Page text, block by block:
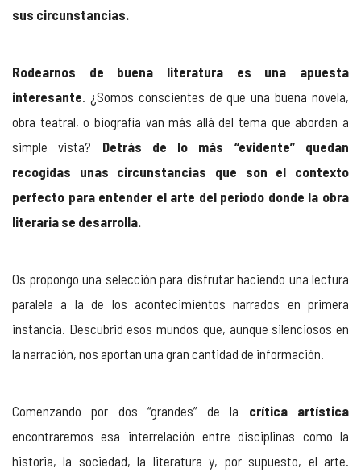
sus circunstancias.
Rodearnos de buena literatura es una apuesta
interesante. ¿Somos conscientes de que una buena novela,
obra teatral, o biografía van más allá del tema que abordan a
simple vista? Detrás de lo más “evidente” quedan
recogidas unas circunstancias que son el contexto
perfecto para entender el arte del periodo donde la obra
literaria se desarrolla.
Os propongo una selección para disfrutar haciendo una lectura
paralela a la de los acontecimientos narrados en primera
instancia. Descubrid esos mundos que, aunque silenciosos en
la narración, nos aportan una gran cantidad de información.
Comenzando por dos “grandes” de la crítica artística
encontraremos esa interrelación entre disciplinas como la
historia, la sociedad, la literatura y, por supuesto, el arte.